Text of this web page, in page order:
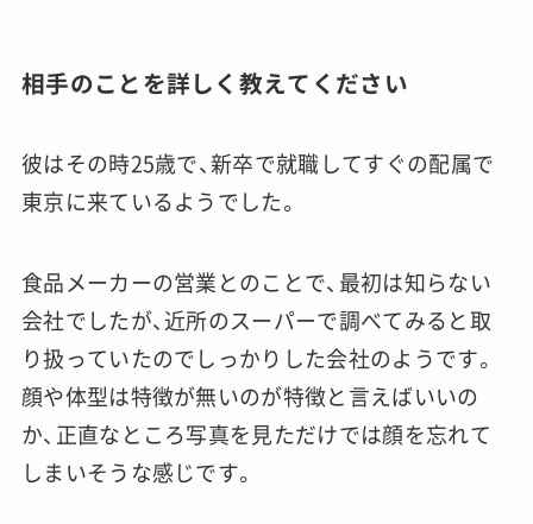
相手のことを詳しく教えてください
彼はその時25歳で、新卒で就職してすぐの配属で
東京に来ているようでした。
食品メーカーの営業とのことで、最初は知らない
会社でしたが、近所のスーパーで調べてみると取
り扱っていたのでしっかりした会社のようです。
顔や体型は特徴が無いのが特徴と言えばいいの
か、正直なところ写真を見ただけでは顔を忘れて
しまいそうな感じです。